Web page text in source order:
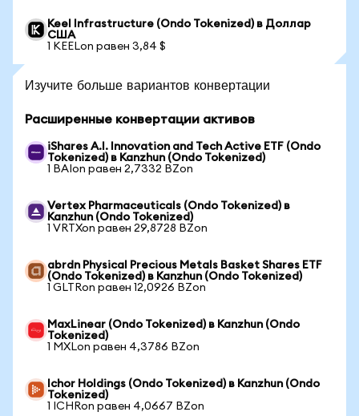
Keel Infrastructure (Ondo Tokenized) в Доллар
США
1 KEELon равен 3,84 $
Изучите больше вариантов конвертации
Расширенные конвертации активов
iShares A.I. Innovation and Tech Active ETF (Ondo
Tokenized) в Kanzhun (Ondo Tokenized)
1 BAIon равен 2,7332 BZon
Vertex Pharmaceuticals (Ondo Tokenized) в
Kanzhun (Ondo Tokenized)
1 VRTXon равен 29,8728 BZon
abrdn Physical Precious Metals Basket Shares ETF
(Ondo Tokenized) в Kanzhun (Ondo Tokenized)
1 GLTRon равен 12,0926 BZon
MaxLinear (Ondo Tokenized) в Kanzhun (Ondo
Tokenized)
1 MXLon равен 4,3786 BZon
Ichor Holdings (Ondo Tokenized) в Kanzhun (Ondo
Tokenized)
1 ICHRon равен 4,0667 BZon